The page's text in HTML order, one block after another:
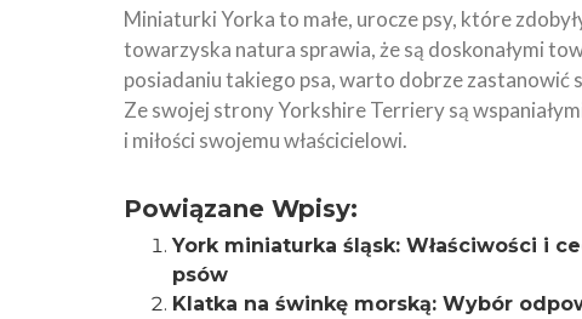
Miniaturki Yorka to małe, urocze psy, które
towarzyska natura sprawia, że są doskonałymi
posiadaniu takiego psa, warto dobrze zastanowić
Ze swojej strony Yorkshire Terriery są
i miłości swojemu właścicielowi.
Powiązane Wpisy:
York miniaturka śląsk: Właściwości i
psów
Klatka na świnkę morską: Wybór